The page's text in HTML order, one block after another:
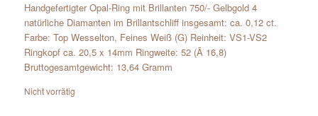
Handgefertigter Opal-Ring mit Brillanten 750/- Gelbgold 4
natürliche Diamanten im Brillantschliff insgesamt: ca. 0,12 ct.
Farbe: Top Wesselton, Feines Weiß (G) Reinheit: VS1-VS2
Ringkopf ca. 20,5 x 14mm Ringweite: 52 (Ã 16,8)
Bruttogesamtgewicht: 13,64 Gramm
Nicht vorrätig